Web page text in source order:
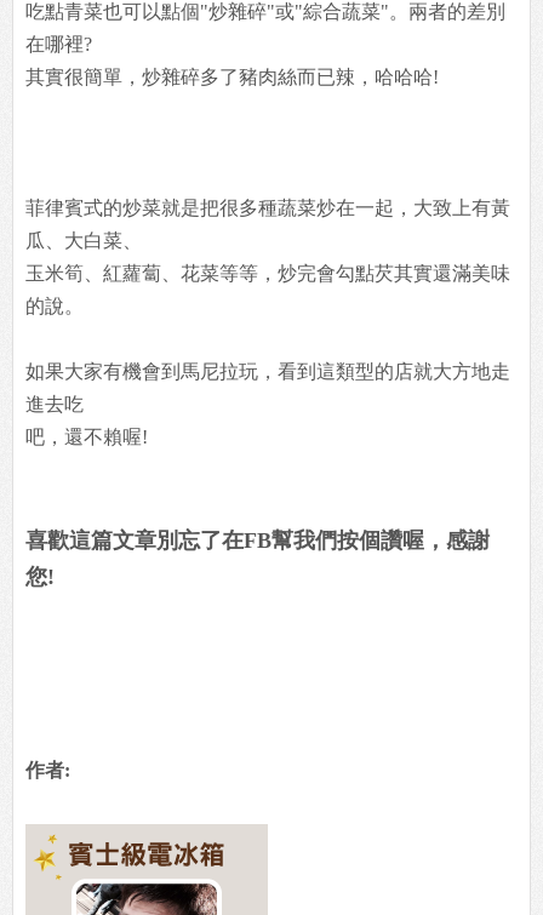
吃點青菜也可以點個"炒雜碎"或"綜合蔬菜"。兩者的差別
在哪裡?
其實很簡單，炒雜碎多了豬肉絲而已辣，哈哈哈!
菲律賓式的炒菜就是把很多種蔬菜炒在一起，大致上有黃
瓜、大白菜、
玉米筍、紅蘿蔔、花菜等等，炒完會勾點芡其實還滿美味
的說。
如果大家有機會到馬尼拉玩，看到這類型的店就大方地走
進去吃
吧，還不賴喔!
喜歡這篇文章別忘了在FB幫我們按個讚喔，感謝
您!
作者: